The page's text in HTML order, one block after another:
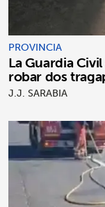
PROVINCIA
La Guardia
robar dos
J.J. SARABIA